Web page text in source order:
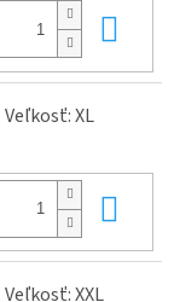
XL
XXL